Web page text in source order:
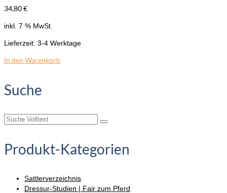
34,80€
inkl. 7 % MwSt.
Lieferzeit: 3-4 Werktage
In den Warenkorb
Suche
Suche
Produkt-Kategorien
Sattlerverzeichnis
Dressur-Studien | Fair zum Pferd